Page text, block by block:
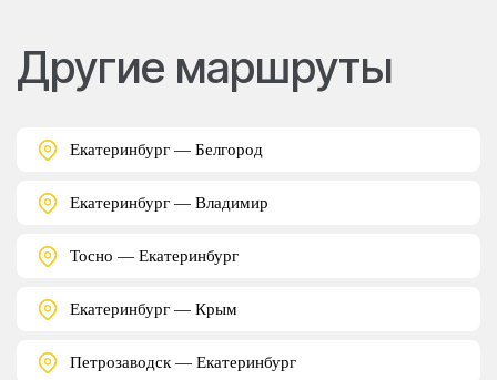
Другие маршруты
Екатеринбург — Белгород
Екатеринбург — Владимир
Тосно — Екатеринбург
Екатеринбург — Крым
Петрозаводск — Екатеринбург